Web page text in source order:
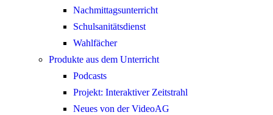
Nachmittagsunterricht
Schulsanitätsdienst
Wahlfächer
Produkte aus dem Unterricht
Podcasts
Projekt: Interaktiver Zeitstrahl
Neues von der VideoAG